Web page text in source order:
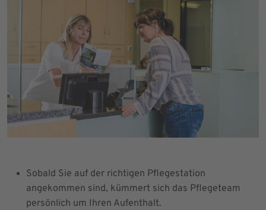
Sobald Sie auf der richtigen Pflegestation
angekommen sind, kümmert sich das Pflegeteam
persönlich um Ihren Aufenthalt.